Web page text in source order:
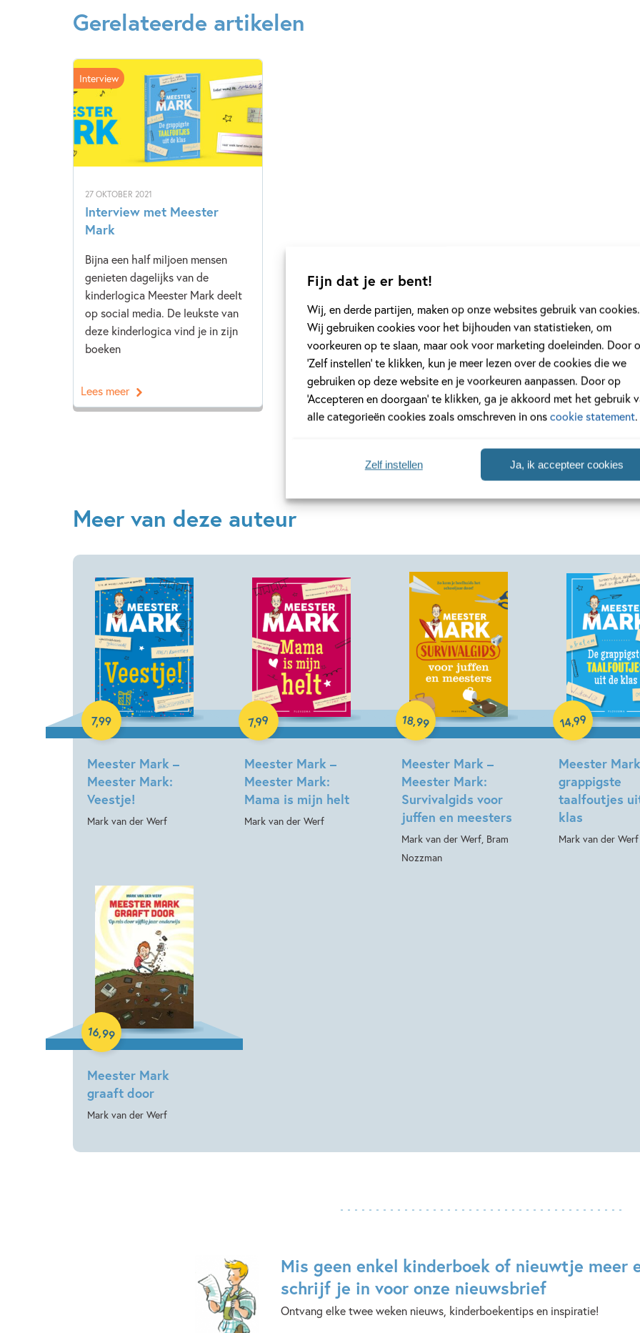
Fijn dat je er bent!
Wij, en derde partijen, maken op onze websites gebruik van cookies.
Wij gebruiken cookies voor het bijhouden van statistieken, om
voorkeuren op te slaan, maar ook voor marketing doeleinden. Door
‘Zelf instellen’ te klikken, kun je meer lezen over de cookies die we
gebruiken op deze website en je voorkeuren aanpassen. Door op
‘Accepteren en doorgaan’ te klikken, ga je akkoord met het gebruik
alle categorieën cookies zoals omschreven in onscookie statement.
Ja, ik accepteer cookies
Zelf instellen
Gerelateerde artikelen
27 OKTOBER 2021
Interview met Meester
Mark
Bijna een half miljoen mensen
genieten dagelijks van de
kinderlogica Meester Mark deelt
op social media. De leukste van
deze kinderlogica vind je in zijn
boeken
Interview
Lees meer
Meer van deze auteur
Meester Mark –
Meester Mark:
Veestje!
Mark van der Werf
7,99
Paperback
Meester Mark –
Meester Mark:
Mama is mijn helt
Mark van der Werf
7,99
Paperback
Meester Mark –
Meester Mark:
Survivalgids voor
juffen en meesters
Mark van der Werf, Bram
Nozzman
18,99
Paperback
Meester
grappigste
taalfoutjes
klas
Mark van der Werf
14,99
Paperback
Meester Mark
graaft door
Mark van der Werf
16,99
Paperback
Mis geen enkel kinderboek of nieuwtje meer
schrijf je in voor onze nieuwsbrief
Ontvang elke twee weken nieuws, kinderboekentips en inspiratie!